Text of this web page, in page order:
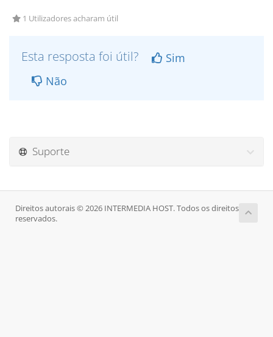
1 Utilizadores acharam útil
Esta resposta foi útil?
Sim
Não
Suporte
Direitos autorais © 2026 INTERMEDIA HOST. Todos os direitos
reservados.